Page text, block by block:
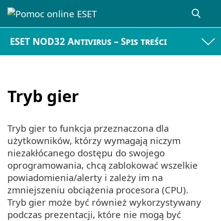
ESET NOD32 Antivirus – Spis treści
Tryb gier
Tryb gier to funkcja przeznaczona dla
użytkowników, którzy wymagają niczym
niezakłócanego dostępu do swojego
oprogramowania, chcą zablokować wszelkie
powiadomienia/alerty i zależy im na
zmniejszeniu obciążenia procesora (CPU).
Tryb gier może być również wykorzystywany
podczas prezentacji, które nie mogą być